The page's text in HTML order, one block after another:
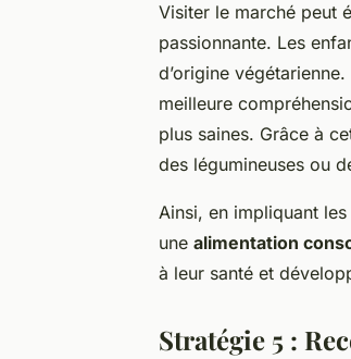
Visiter le marché peut
passionnante. Les
d’origine
meilleure
plus saines. Grâce à
des légumineuses ou
Ainsi, en impliquant
une alimentation
à leur santé et
Stratégie 5 :